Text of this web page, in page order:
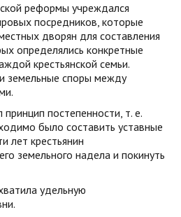
реформы учреждался
посредников, которые
дворян для составления
определялись конкретные
крестьянской семьи.
земельные споры между
постепенности, т. е.
было составить уставные
лет крестьянин
земельного надела и покинуть
удельную